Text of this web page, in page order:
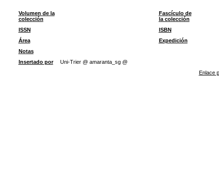
Volumen de la
colección
Fascículo de
la colección
ISSN
ISBN
Área
Expedición
Notas
Insertado por
Uni-Trier @ amaranta_sg @
Enlace